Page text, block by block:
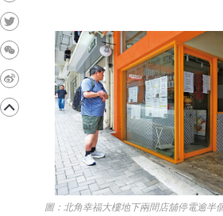
圖：北角幸福大樓地下兩間店舖停電逾半